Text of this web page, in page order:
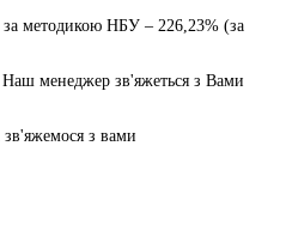
за методикою НБУ – 226,23% (за
менеджер зв'яжеться з Вами
з вами